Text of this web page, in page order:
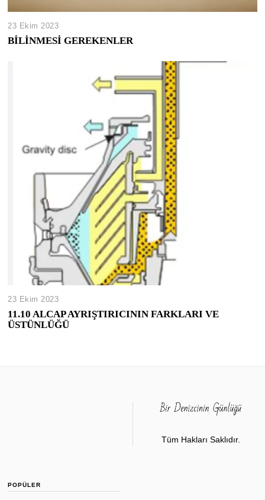
23 Ekim 2023
BİLİNMESİ GEREKENLER
23 Ekim 2023
11.10 ALCAP AYRIŞTIRICININ FARKLARI VE
ÜSTÜNLÜĞÜ
Tüm Hakları Saklıdır.
POPÜLER